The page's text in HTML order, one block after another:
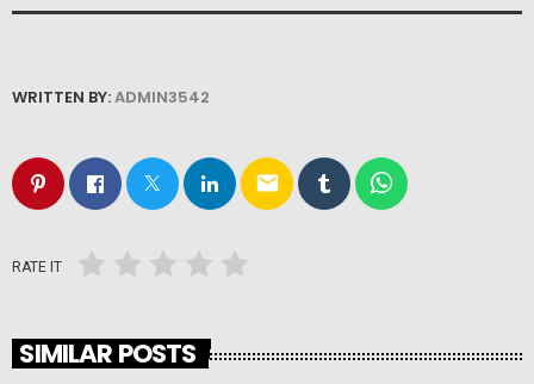
WRITTEN BY:ADMIN3542
email
RATE IT
SIMILAR POSTS